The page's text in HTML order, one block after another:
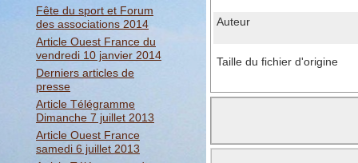
Fête du sport et Forum
des associations 2014
Article Ouest France du
vendredi 10 janvier 2014
Derniers articles de
presse
Article Télégramme
Dimanche 7 juillet 2013
Article Ouest France
samedi 6 juillet 2013
Auteur
Taille du fichier d'origine